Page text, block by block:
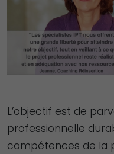
L’objectif est de
professionnelle
compétences de la